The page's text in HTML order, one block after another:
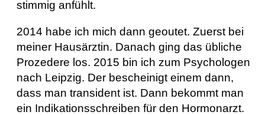
stimmig anfühlt.
2014 habe ich mich dann geoutet. Zuerst bei
meiner Hausärztin. Danach ging das übliche
Prozedere los. 2015 bin ich zum Psychologen
nach Leipzig. Der bescheinigt einem dann,
dass man transident ist. Dann bekommt man
ein Indikationsschreiben für den Hormonarzt.